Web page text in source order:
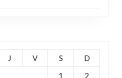
J V S
D
1
2